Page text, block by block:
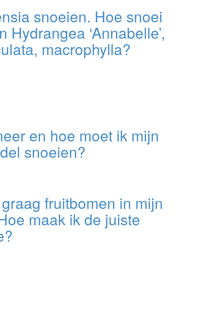
snoeien. Hoe snoei
Hydrangea ‘Annabelle’,
macrophylla?
en hoe moet ik mijn
snoeien?
fruitbomen in mijn
maak ik de juiste